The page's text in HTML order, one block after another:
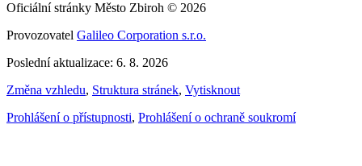
Oficiální stránky Město Zbiroh © 2026
Provozovatel Galileo Corporation s.r.o.
Poslední aktualizace: 6. 8. 2026
Změna vzhledu, Struktura stránek, Vytisknout
Prohlášení o přístupnosti, Prohlášení o ochraně soukromí